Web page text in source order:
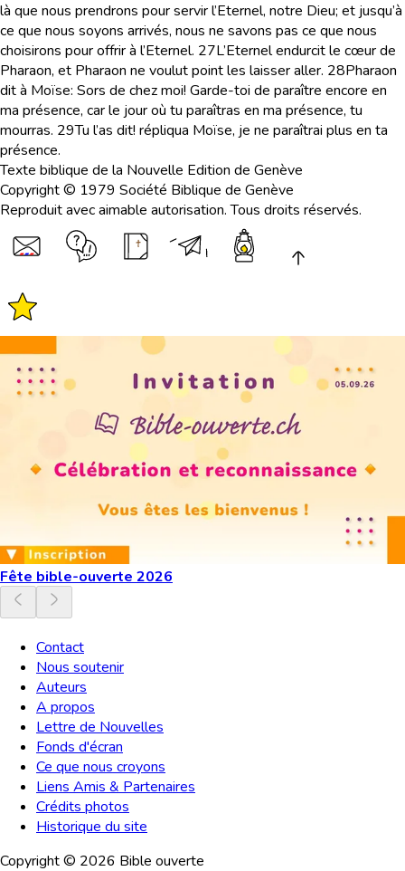
là que nous prendrons pour servir l’Eternel, notre Dieu; et jusqu’à
ce que nous soyons arrivés, nous ne savons pas ce que nous
choisirons pour offrir à l’Eternel. 27L’Eternel endurcit le cœur de
Pharaon, et Pharaon ne voulut point les laisser aller. 28Pharaon
dit à Moïse: Sors de chez moi! Garde-toi de paraître encore en
ma présence, car le jour où tu paraîtras en ma présence, tu
mourras. 29Tu l’as dit! répliqua Moïse, je ne paraîtrai plus en ta
présence.
Texte biblique de la Nouvelle Edition de Genève
Copyright © 1979 Société Biblique de Genève
Reproduit avec aimable autorisation. Tous droits réservés.
Fête bible-ouverte 2026
Contact
Nous soutenir
Auteurs
A propos
Lettre de Nouvelles
Fonds d'écran
Ce que nous croyons
Liens Amis & Partenaires
Crédits photos
Historique du site
Copyright © 2026 Bible ouverte